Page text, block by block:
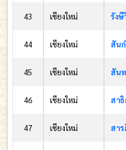
43 เชียงใหม่ รังษี
44 เชียงใหม่ สัน
45 เชียงใหม่ สัน
46 เชียงใหม่ สา
47 เชียงใหม่ สา